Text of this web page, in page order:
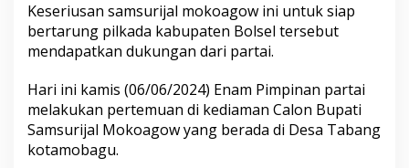
Keseriusan samsurijal mokoagow ini untuk siap
bertarung pilkada kabupaten Bolsel tersebut
mendapatkan dukungan dari partai.
Hari ini kamis (06/06/2024) Enam Pimpinan partai
melakukan pertemuan di kediaman Calon Bupati
Samsurijal Mokoagow yang berada di Desa Tabang
kotamobagu.